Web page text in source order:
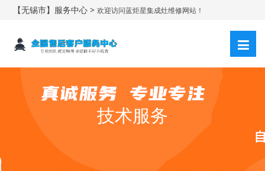
【无锡市】服务中心 >欢迎访问蓝炬星集成灶维修网站！
技术服务